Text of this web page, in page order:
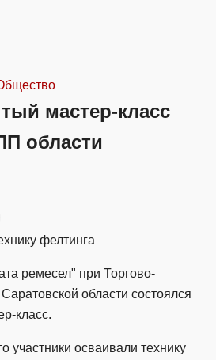
мастер-класс
области
фелтинга
ремесел" при Торгово-
области состоялся
класс.
участники осваивали технику